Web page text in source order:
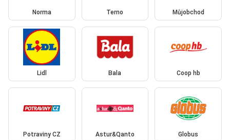
Norma Terno Můjobchod
Lidl Bala Coop hb
Potraviny CZ Astur&Qanto Globus